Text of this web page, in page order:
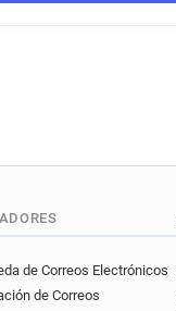
de Correos Electrónicos
de Correos